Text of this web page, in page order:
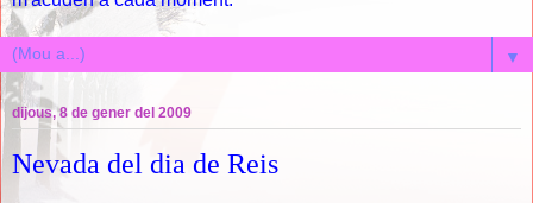
▼
dijous, 8 de gener del 2009
Nevada del dia de Reis